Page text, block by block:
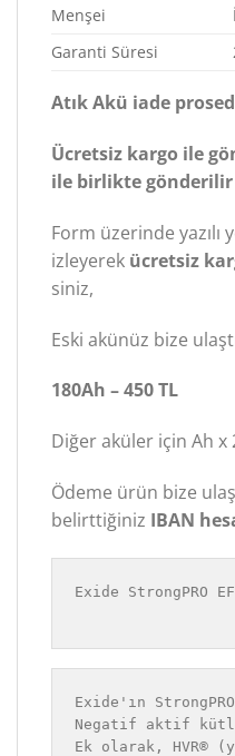
Menşei
Garanti Süresi
Atık Akü iade
Ücretsiz kargo ile
ile birlikte gönderilir
Form üzerinde yazılı
izleyerek ücretsiz
siniz,
Eski akünüz bize
180Ah – 450 TL
Diğer aküler için Ah x
Ödeme ürün bize
belirttiğiniz IBAN
Exide StrongPRO
Exide'ın
Negatif aktif
Ek olarak, HVR®